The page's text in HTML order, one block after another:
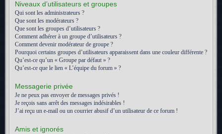
Niveaux d’utilisateurs et groupes
Qui sont les administrateurs ?
Que sont les modérateurs ?
Que sont les groupes d’utilisateurs ?
Comment adhérer à un groupe d’utilisateurs ?
Comment devenir modérateur de groupe ?
Pourquoi certains groupes d’utilisateurs apparaissent dans une couleur différente ?
Qu’est-ce qu’un « Groupe par défaut » ?
Qu’est-ce que le lien « L’équipe du forum » ?
Messagerie privée
Je ne peux pas envoyer de messages privés !
Je reçois sans arrêt des messages indésirables !
J’ai reçu un e-mail ou un courrier abusif d’un utilisateur de ce forum !
Amis et ignorés